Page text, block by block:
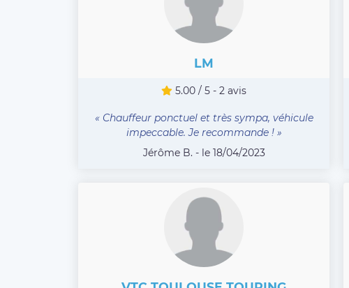
LM
5.00 / 5 - 2 avis
« Chauffeur ponctuel et très sympa, véhicule
impeccable. Je recommande ! »
Jérôme B. - le 18/04/2023